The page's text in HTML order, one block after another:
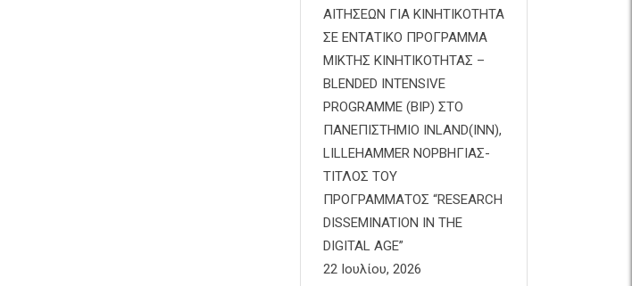
ΑΙΤΗΣΕΩΝ ΓΙΑ ΚΙΝΗΤΙΚΟΤΗΤΑ
ΣΕ ΕΝΤΑΤΙΚΟ ΠΡΟΓΡΑΜΜΑ
ΜΙΚΤΗΣ ΚΙΝΗΤΙΚΟΤΗΤΑΣ –
BLENDED INTENSIVE
PROGRAMME (BIP) ΣΤΟ
ΠΑΝΕΠΙΣΤΗΜΙΟ INLAND(INN),
LILLEHAMMER ΝΟΡΒΗΓΙΑΣ-
ΤΙΤΛΟΣ ΤΟΥ
ΠΡΟΓΡΑΜΜΑΤΟΣ “RESEARCH
DISSEMINATION IN THE
DIGITAL AGE”
22 Ιουλίου, 2026